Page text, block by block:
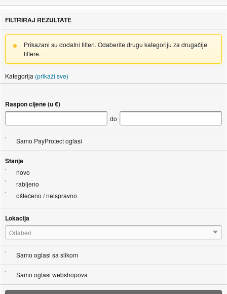
FILTRIRAJ REZULTATE
Prikazani su dodatni filteri. Odaberite drugu kategoriju za drugačije
filtere.
Kategorija (prikaži sve)
Raspon cijene (u €)
do
Samo PayProtect oglasi
Stanje
novo
rabljeno
oštećeno / neispravno
Lokacija
Odaberi
Samo oglasi sa slikom
Samo oglasi webshopova